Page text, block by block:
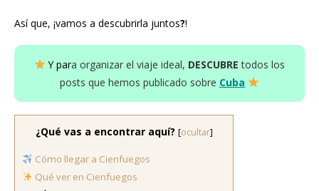
Así que, ¡vamos a descubrirla juntos?!
Y para organizar el viaje ideal, DESCUBREtodos los
posts que hemos publicado sobre Cuba
¿Qué vas a encontrar aquí? [ocultar]
Cómo llegar a Cienfuegos
Qué ver en Cienfuegos